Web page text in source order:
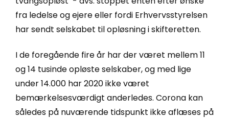
fra ledelse og ejere eller fordi Erhvervsstyrelsen
har sendt selskabet til opløsning i skifteretten.
I de foregående fire år har der været mellem 11
og 14 tusinde opløste selskaber, og med lige
under 14.000 har 2020 ikke været
bemærkelsesværdigt anderledes. Corona kan
således på nuværende tidspunkt ikke aflæses på